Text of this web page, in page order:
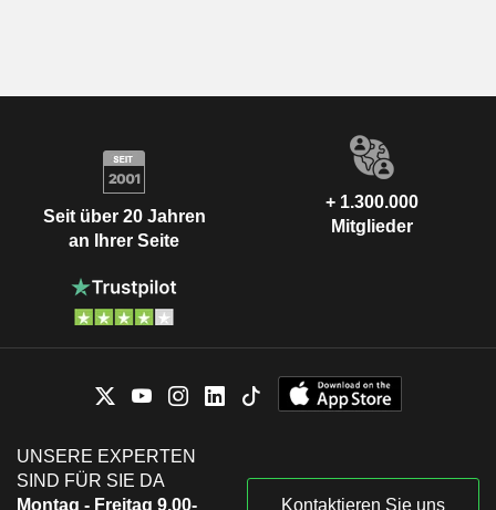
Seit über 20 Jahren
an Ihrer Seite
+ 1.300.000
Mitglieder
UNSERE EXPERTEN
SIND FÜR SIE DA
Montag - Freitag 9.00-
Kontaktieren Sie uns